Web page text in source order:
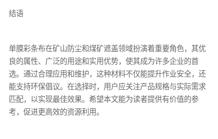
结语
单膜彩条布在矿山防尘和煤矿遮盖领域扮演着重要角色，其优
良的属性、广泛的用途和实用优势，使其成为许多企业的首
选。通过合理应用和维护，这种材料不仅能提升作业安全，还
能支持环保倡议。在选择时，用户应关注产品规格与实际需求
匹配，以实现最佳效果。希望本文能为读者提供有价值的参
考，促进更高效的资源利用。